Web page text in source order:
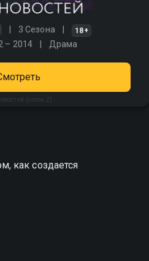
3 Сезона 18+
– 2014 Драма
(сезон 2)
как создается
сериала Служба
Смотрёшке